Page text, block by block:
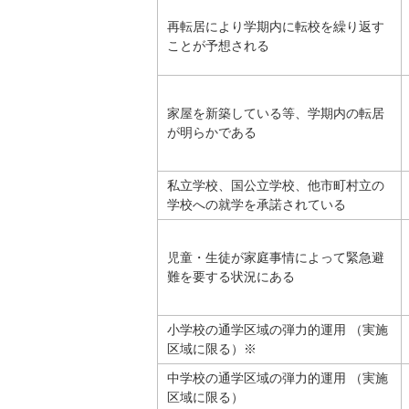
再転居により学期内に転校を繰り返す
ことが予想される
家屋を新築している等、学期内の転居
が明らかである
私立学校、国公立学校、他市町村立の
学校への就学を承諾されている
児童・生徒が家庭事情によって緊急避
難を要する状況にある
小学校の通学区域の弾力的運用 （実施
区域に限る）※
中学校の通学区域の弾力的運用 （実施
区域に限る）